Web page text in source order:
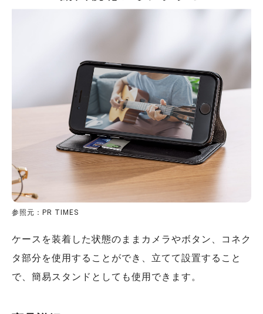
参照元：PR TIMES
ケースを装着した状態のままカメラやボタン、コネク
タ部分を使用することができ、立てて設置すること
で、簡易スタンドとしても使用できます。